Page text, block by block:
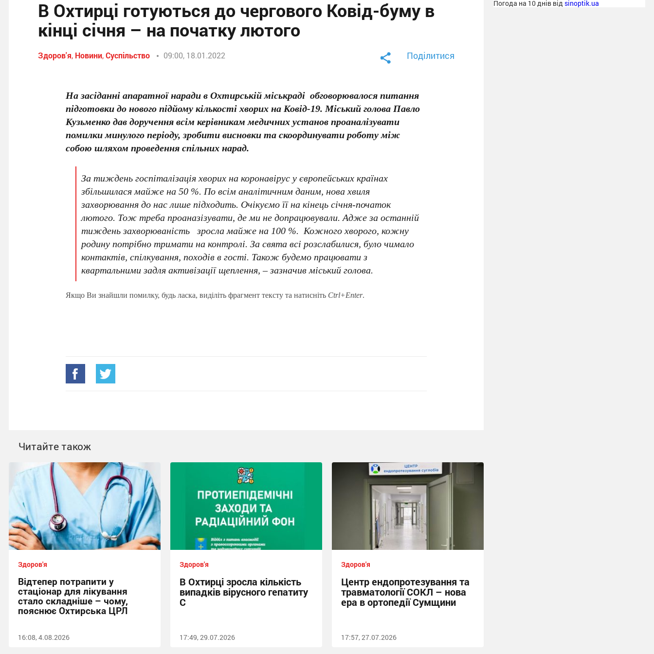
В Охтирці готуються до чергового Ковід-буму в
кінці січня – на початку лютого
Здоров'я, Новини,Суспільство 09:00, 18.01.2022 Поділитися
На засіданні апаратної наради в Охтирській міськраді обговорювалося питання
підготовки до нового підйому кількості хворих на Ковід-19. Міський голова Павло
Кузьменко дав доручення всім керівникам медичних установ проаналізувати
помилки минулого періоду, зробити висновки та скоординувати роботу між
собою шляхом проведення спільних нарад.
За тиждень госпіталізація хворих на коронавірус у європейських країнах
збільшилася майже на 50 %. По всім аналітичним даним, нова хвиля
захворювання до нас лише підходить. Очікуємо її на кінець січня-початок
лютого. Тож треба проаназізувати, де ми не допрацювували. Адже за останній
тиждень захворюваність зросла майже на 100 %. Кожного хворого, кожну
родину потрібно тримати на контролі. За свята всі розслабилися, було чимало
контактів, спілкування, походів в гості. Також будемо працювати з
квартальними задля активізації щеплення, – зазначив міський голова.
Якщо Ви знайшли помилку, будь ласка, виділіть фрагмент тексту та натисніть Ctrl+Enter.
Читайте також
Здоров'я
Відтепер потрапити у
стаціонар для лікування
стало складніше – чому,
пояснює Охтирська ЦРЛ
16:08, 4.08.2026
Здоров'я
В Охтирці зросла кількість
випадків вірусного гепатиту
С
17:49, 29.07.2026
Здоров'я
Центр ендопротезування та
травматології СОКЛ – нова
ера в ортопедії Сумщини
17:57, 27.07.2026
Погода на 10 днів від sinoptik.ua